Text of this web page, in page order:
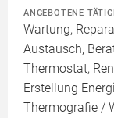
ANGEBOTENE
Wartung,
Austausch,
Thermostat,
Erstellung
Thermografie /